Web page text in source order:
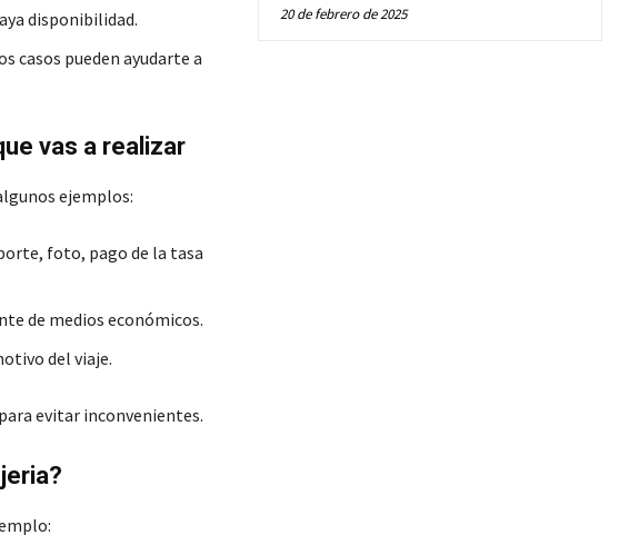
disponibilidad.
casos pueden ayudarte a
vas a realizar
ejemplos:
foto, pago de la tasa
de medios económicos.
del viaje.
evitar inconvenientes.
20 de febrero de 2025